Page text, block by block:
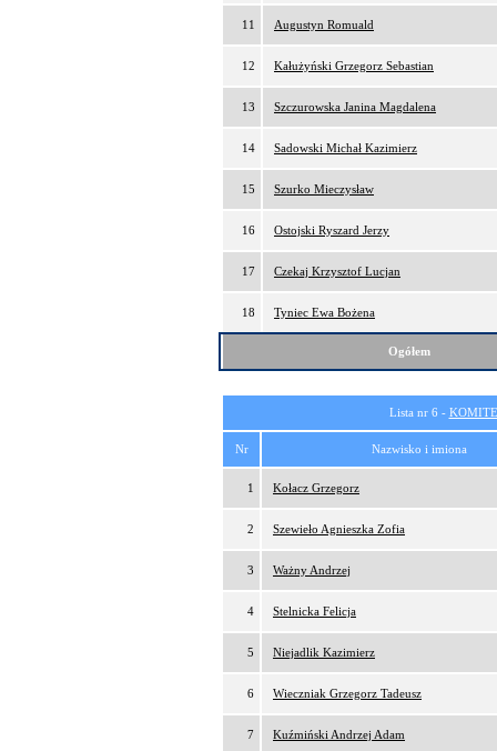
11 Augustyn Romuald
12 Kałużyński Grzegorz Sebastian
13 Szczurowska Janina Magdalena
14 Sadowski Michał Kazimierz
15 Szurko Mieczysław
16 Ostojski Ryszard Jerzy
17 Czekaj Krzysztof Lucjan
18 Tyniec Ewa Bożena
Ogółem
Lista nr 6 -
Nr Nazwisko i imiona
1 Kołacz Grzegorz
2 Szewieło Agnieszka Zofia
3 Ważny Andrzej
4 Stelnicka Felicja
5 Niejadlik Kazimierz
6 Wieczniak Grzegorz Tadeusz
7 Kuźmiński Andrzej Adam